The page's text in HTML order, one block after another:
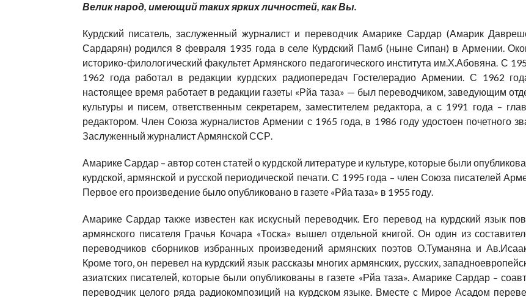
Велик народ, имеющий таких ярких личностей, как Вы.
Курдский писатель, заслуженный журналист и переводчик Амарике Сардар (Амарик
Сардарян) родился 8 февраля 1935 года в селе Курдский Памб (ныне Сипан) в Армении.
историко-филологический факультет Армянского педагогического института им.Х.Абовяна. С
1962 года работал в редакции курдских радиопередач Гостелерадио Армении. С 1962
настоящее время работает в редакции газеты «Рйа таза» — был переводчиком, заведующим
культуры и писем, ответственным секретарем, заместителем редактора, а с 1991 года –
редактором. Член Союза журналистов Армении с 1965 года, в 1986 году удостоен почетного
Заслуженный журналист Армянской ССР.
Амарике Сардар – автор сотен статей о курдской литературе и культуре, которые были
курдской, армянской и русской периодической печати. С 1995 года – член Союза писателей
Первое его произведение было опубликовано в газете «Рйа таза» в 1955 году.
Амарике Сардар также известен как искусный переводчик. Его перевод на курдский язык
армянского писателя Грачья Кочара «Тоска» вышел отдельной книгой. Он один из
переводчиков сборников избранных произведений армянских поэтов О.Туманяна и
Кроме того, он перевел на курдский язык рассказы многих армянских, русских,
азиатских писателей, которые были опубликованы в газете «Рйа таза». Амарике Сардар –
переводчик целого ряда радиокомпозиций на курдском языке. Вместе с Мирое Асадом